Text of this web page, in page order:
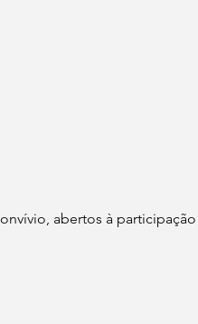
abertos à participação